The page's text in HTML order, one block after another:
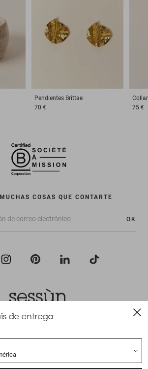
Pendientes Brittae
70 €
Collar
75 €
COSAS QUE CONTARTE
OK
derechos reservados Sessùn 2022
de entrega